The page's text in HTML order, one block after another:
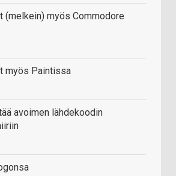
(melkein) myös Commodore
myös Paintissa
avoimen lähdekoodin